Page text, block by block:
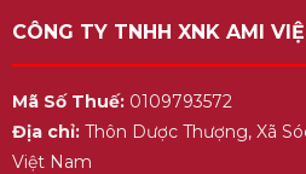
CÔNG TY TNHH XNK AMI
Mã Số Thuế:0109793572
Địa chỉ:Thôn Dược Thượng, Xã
Việt Nam